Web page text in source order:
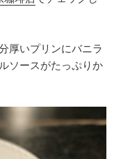
厚いプリンにバニラ
ソースがたっぷりか